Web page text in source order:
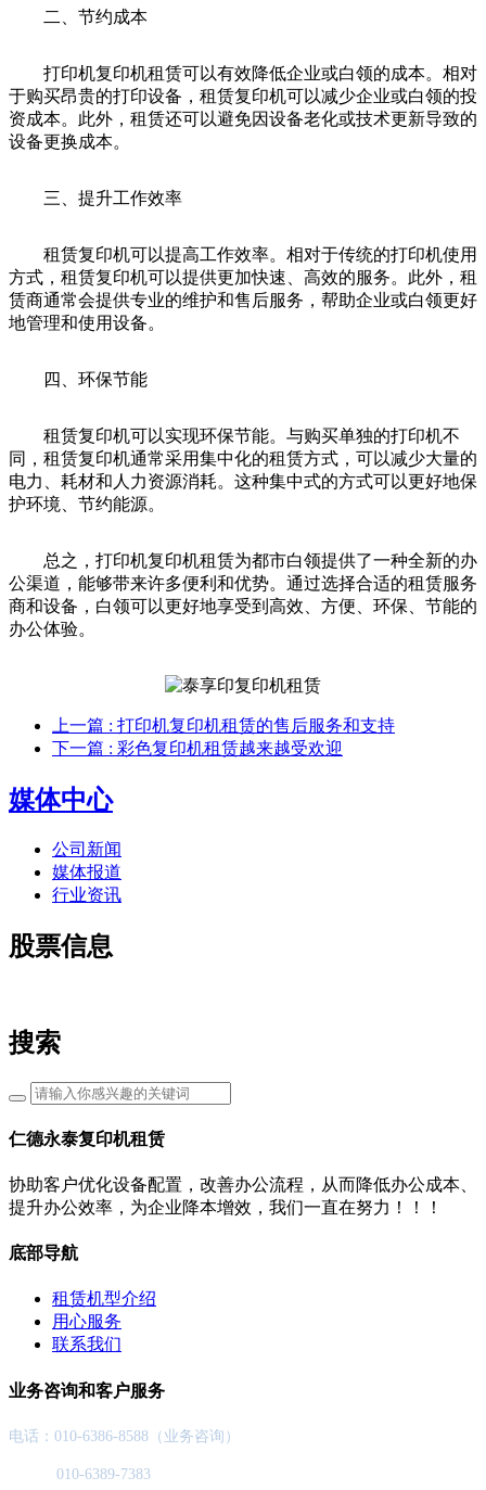
二、节约成本
打印机复印机租赁可以有效降低企业或白领的成本。相对
于购买昂贵的打印设备，租赁复印机可以减少企业或白领的投
资成本。此外，租赁还可以避免因设备老化或技术更新导致的
设备更换成本。
三、提升工作效率
租赁复印机可以提高工作效率。相对于传统的打印机使用
方式，租赁复印机可以提供更加快速、高效的服务。此外，租
赁商通常会提供专业的维护和售后服务，帮助企业或白领更好
地管理和使用设备。
四、环保节能
租赁复印机可以实现环保节能。与购买单独的打印机不
同，租赁复印机通常采用集中化的租赁方式，可以减少大量的
电力、耗材和人力资源消耗。这种集中式的方式可以更好地保
护环境、节约能源。
总之，打印机复印机租赁为都市白领提供了一种全新的办
公渠道，能够带来许多便利和优势。通过选择合适的租赁服务
商和设备，白领可以更好地享受到高效、方便、环保、节能的
办公体验。
上一篇 : 打印机复印机租赁的售后服务和支持
下一篇 : 彩色复印机租赁越来越受欢迎
媒体中心
公司新闻
媒体报道
行业资讯
股票信息
搜索
仁德永泰复印机租赁
协助客户优化设备配置，改善办公流程，从而降低办公成本、
提升办公效率，为企业降本增效，我们一直在努力！！！
底部导航
租赁机型介绍
用心服务
联系我们
业务咨询和客户服务
电话：010-6386-8588（业务咨询）
010-6389-7383